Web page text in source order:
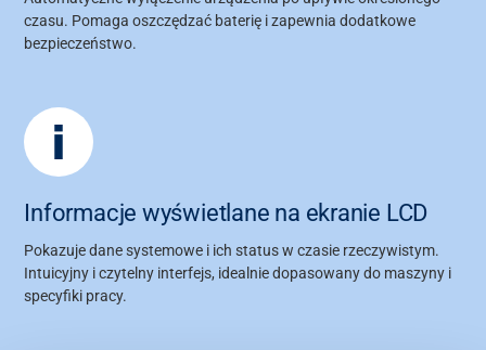
czasu. Pomaga oszczędzać baterię i zapewnia dodatkowe
bezpieczeństwo.
Informacje wyświetlane na ekranie LCD
Pokazuje dane systemowe i ich status w czasie rzeczywistym.
Intuicyjny i czytelny interfejs, idealnie dopasowany do maszyny i
specyfiki pracy.